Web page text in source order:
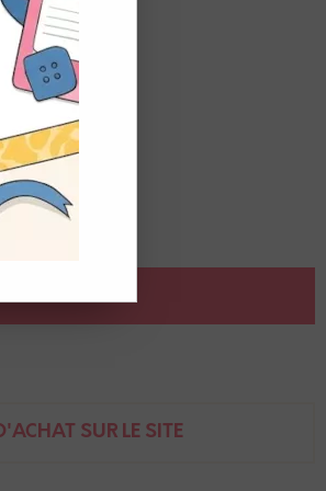
AU PANIER
SUR LE SITE